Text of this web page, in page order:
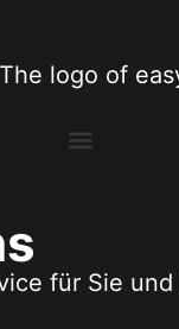
für Sie und